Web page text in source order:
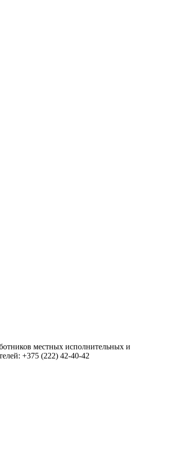
местных исполнительных и
+375 (222) 42-40-42